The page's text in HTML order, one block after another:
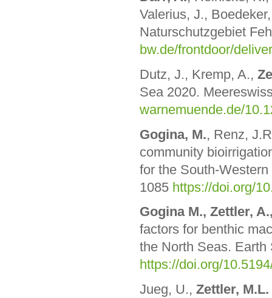
Valerius, J.,
Naturschutzgebiet
bw.de/frontdoor/
Dutz, J., Kremp, A.,
Sea 2020.
warnemuende.de/
Gogina, M., Renz,
community
for the South-
1085 https://doi.org/
Gogina M., Zettler,
factors for benthic
the North Seas.
https://doi.org/
Jueg, U., Zettler, M.L.